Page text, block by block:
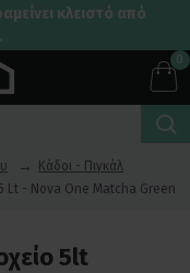
κλειστό από
0
Κάδοι - Πιγκάλ
Lt - Nova One Matcha Green
5lt